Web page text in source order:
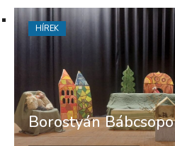
Borostyán
HÍREK